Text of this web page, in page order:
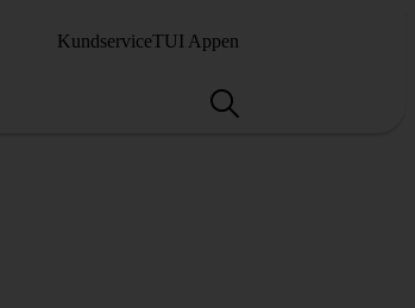
KundserviceTUI Appen